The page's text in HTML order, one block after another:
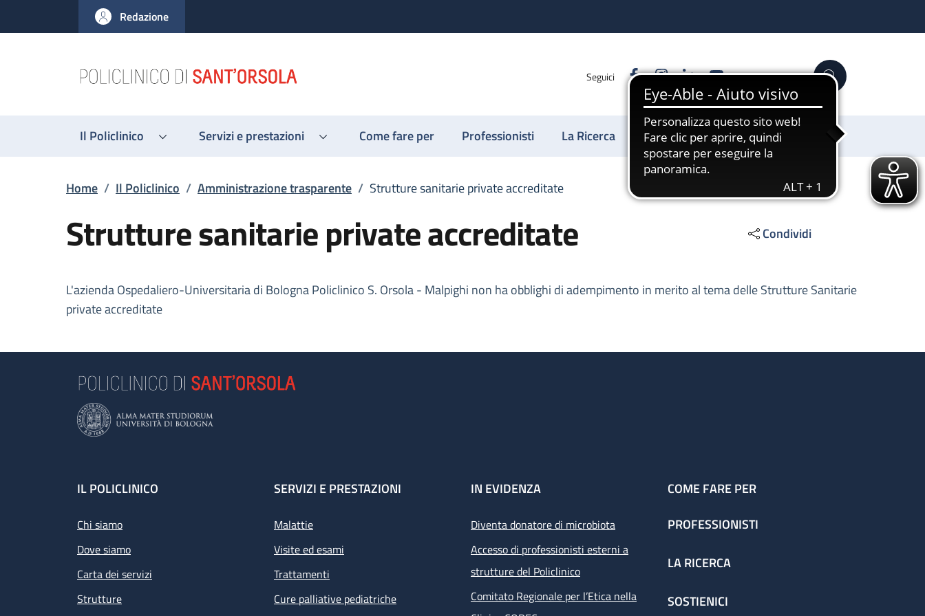
al contenuto principale
to footer content
Redazione
Seguici FacebookInstagram
LinkedinYouTube Cerca
Il Policlinico Servizi e prestazioni Come fare per Professionisti La Ricerca Sostienici
Briciole di pane
Home / Il Policlinico / Amministrazione trasparente / Strutture sanitarie private accreditate
Strutture sanitarie private accreditate Condividi
Descrizione
L'azienda Ospedaliero-Universitaria di Bologna Policlinico S. Orsola - Malpighi non ha obblighi di adempimento in merito al tema delle Strutture Sanitarie
private accreditate
Footer
IL POLICLINICO
Chi siamo
Dove siamo
Carta dei servizi
Strutture
SERVIZI E PRESTAZIONI
Malattie
Visite ed esami
Trattamenti
Cure palliative pediatriche
IN EVIDENZA
Diventa donatore di microbiota
Accesso di professionisti esterni a
strutture del Policlinico
Comitato Regionale per l’Etica nella
COME FARE PER
PROFESSIONISTI
LA RICERCA
SOSTIENICI